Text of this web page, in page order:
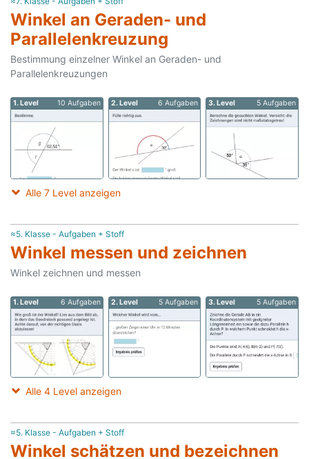
Winkel an Geraden- und
Parallelenkreuzung
Bestimmung einzelner Winkel an Geraden- und
Parallelenkreuzungen
1. Level 10 Aufgaben 2. Level 6 Aufgaben 3. Level 5 Aufgaben
Alle 7 Level anzeigen
≈5. Klasse - Aufgaben + Stoff
Winkel messen und zeichnen
Winkel zeichnen und messen
1. Level 6 Aufgaben 2. Level 5 Aufgaben 3. Level 5 Aufgaben
Alle 4 Level anzeigen
≈5. Klasse - Aufgaben + Stoff
Winkel schätzen und bezeichnen